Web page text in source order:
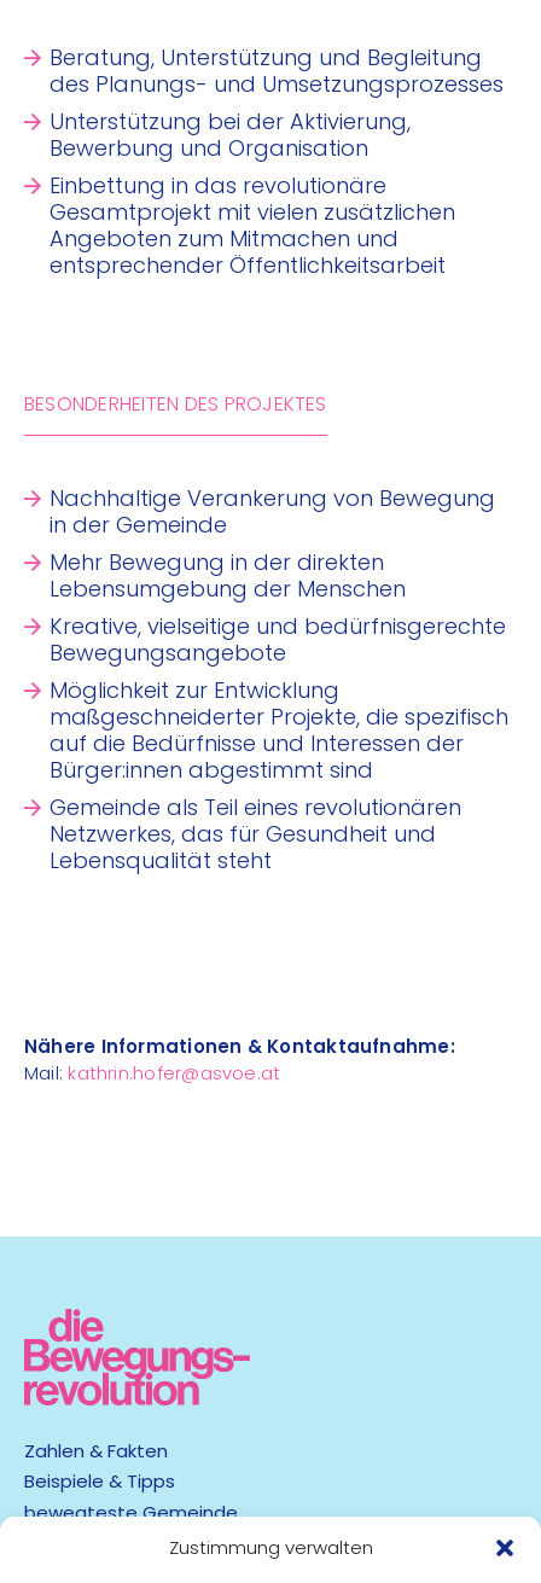
Zustimmung verwalten
Beratung, Unterstützung und Begleitung
des Planungs- und Umsetzungsprozesses
Unterstützung bei der Aktivierung,
Bewerbung und Organisation
Einbettung in das revolutionäre
Gesamtprojekt mit vielen zusätzlichen
Angeboten zum Mitmachen und
entsprechender Öffentlichkeitsarbeit
BESONDERHEITEN DES PROJEKTES
Nachhaltige Verankerung von Bewegung
in der Gemeinde
Mehr Bewegung in der direkten
Lebensumgebung der Menschen
Kreative, vielseitige und bedürfnisgerechte
Bewegungsangebote
Möglichkeit zur Entwicklung
maßgeschneiderter Projekte, die spezifisch
auf die Bedürfnisse und Interessen der
Bürger:innen abgestimmt sind
Gemeinde als Teil eines revolutionären
Netzwerkes, das für Gesundheit und
Lebensqualität steht
Nähere Informationen & Kontaktaufnahme:
Mail: kathrin.hofer@asvoe.at
Zahlen & Fakten
Beispiele & Tipps
bewegteste Gemeinde